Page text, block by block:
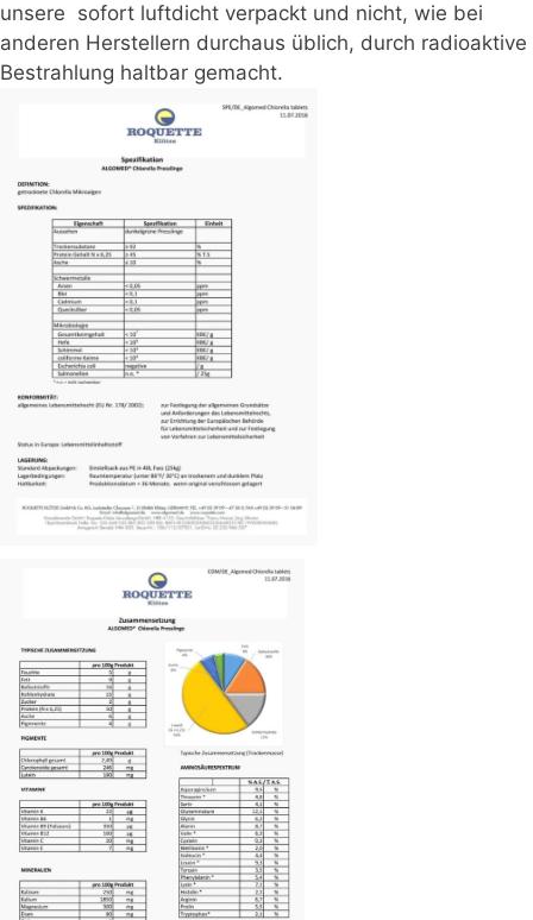
unsere sofort luftdicht verpackt und nicht, wie bei
anderen Herstellern durchaus üblich, durch radioaktive
Bestrahlung haltbar gemacht.